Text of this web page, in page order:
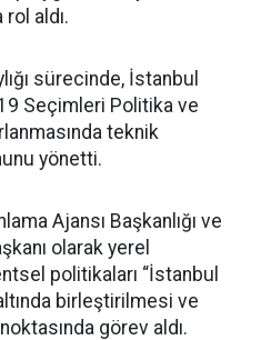
aldı.
sürecinde, İstanbul
Seçimleri Politika ve
teknik
yönetti.
Ajansı Başkanlığı ve
olarak yerel
politikaları “İstanbul
birleştirilmesi ve
görev aldı.